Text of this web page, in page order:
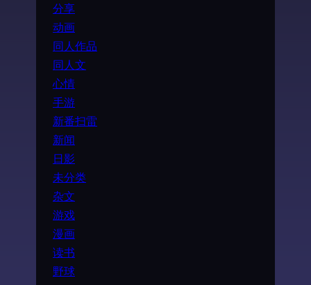
分享
动画
同人作品
同人文
心情
手游
新番扫雷
新闻
日影
未分类
杂文
游戏
漫画
读书
野球